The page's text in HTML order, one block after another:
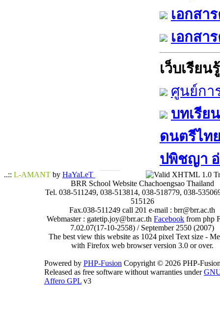
เอกสา
เอกสา
เว็บเรียนรู้
ศูนย์กา
บทเรีย
ดนตรีไท
ปพิชญา​ อ่
..:: L-AMANT by HaYaLeT
BRR School Website Chachoengsao Thailand
Tel. 038-511249, 038-513814, 038-518779, 038-
515126
Fax.038-511249 call 201 e-mail : brr@brr.ac.th
Webmaster : gatetip.joy@brr.ac.thFacebook from php
7.02.07(17-10-2558) / September 2550 (2007)
The best view this website as 1024 pixel Text size -
with Firefox web browser version 3.0 or over.
Powered by PHP-Fusion Copyright © 2026 PHP-
Released as free software without warranties under
Affero GPL v3